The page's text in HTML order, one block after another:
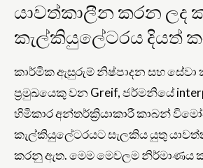
යාවත්කාලීන කරන ලද
කැල්කියුලේටරය දියත්
කාර්මික ඇසුරුම් නිෂ්පාදන සහ සේවා
ප්‍රමුඛයෙකු වන Greif, ජර්මනියේ
හිමිකාර අන්තර්ක්‍රියාකාරී කාබන්
කැල්කියුලේටරයට සැලකිය යුතු
කරනු ඇත. මෙම මෙවලම නිර්මාණය